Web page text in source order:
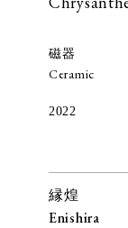
磁器
Ceramic
2022
縁煌
Enishira